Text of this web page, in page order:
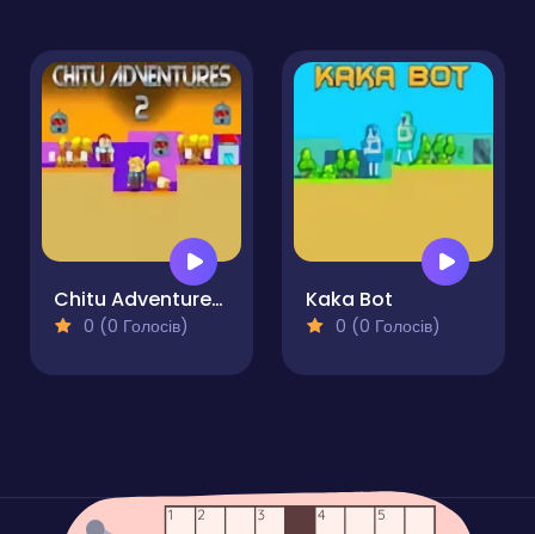
Chitu Adventures 2
0 (0 Голосів)
Kaka Bot
0 (0 Голосів)